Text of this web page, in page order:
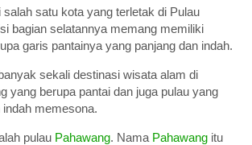
salah satu kota yang terletak di Pulau
bagian selatannya memang memiliki
garis pantainya yang panjang dan indah.
sekali destinasi wisata alam di
yang berupa pantai dan juga pulau yang
memesona.
pulau Pahawang. Nama Pahawang itu